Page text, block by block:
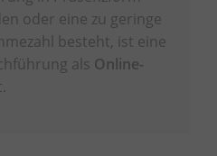
oder eine zu geringe
besteht, ist eine
als Online-